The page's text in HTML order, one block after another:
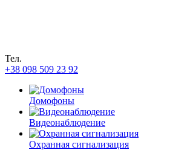
Тел.
+38 098 509 23 92
Домофоны
Видеонаблюдение
Охранная сигнализация